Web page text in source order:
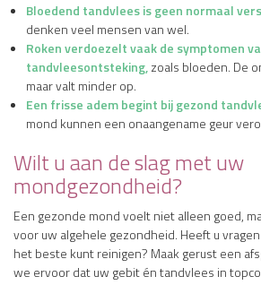
Bloedend tandvlees is geen normaal
denken veel mensen van wel.
Roken verdoezelt vaak de symptomen
tandvleesontsteking,zoals bloeden. De
maar valt minder op.
Een frisse adem begint bij gezond
mond kunnen een onaangename geur
Wilt u aan de slag met uw
mondgezondheid?
Een gezonde mond voelt niet alleen goed,
voor uw algehele gezondheid. Heeft u
het beste kunt reinigen? Maak gerust een
we ervoor dat uw gebit én tandvlees in